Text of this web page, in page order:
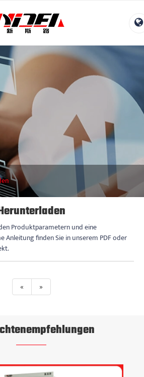
Produktparametern und eine
Anleitung finden Sie in unserem PDF oder
« »